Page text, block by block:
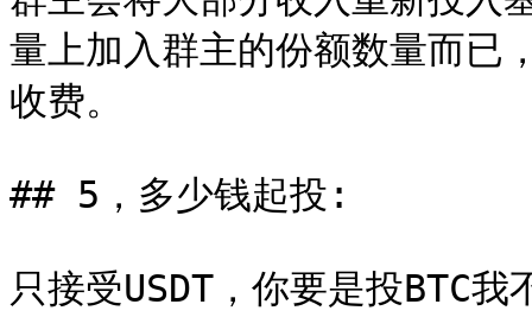
量上加入群主的份额数量而已
收费。
## 5，多少钱起投:
只接受USDT，你要是投BTC